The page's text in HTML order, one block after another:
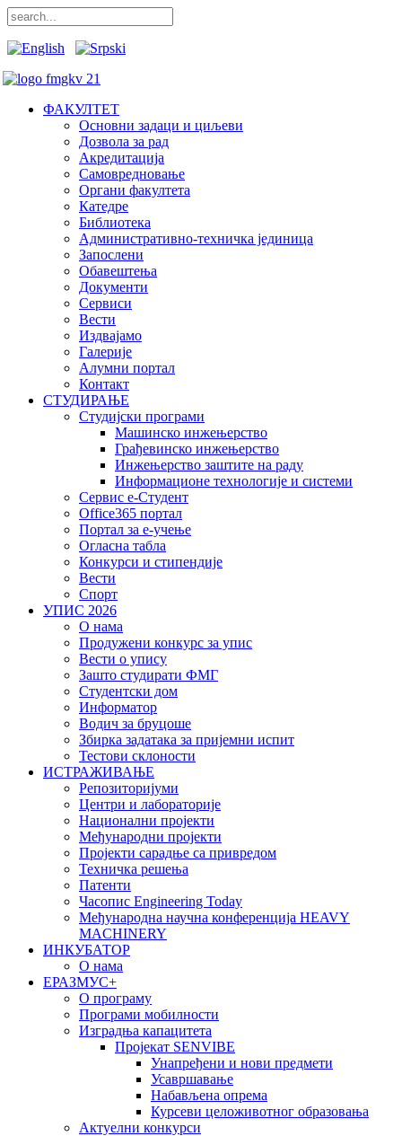
ФАКУЛТЕТ
Основни задаци и циљеви
Дозвола за рад
Акредитација
Самовредновање
Органи факултета
Катедре
Библиотека
Административно-техничка јединица
Запослени
Обавештења
Документи
Сервиси
Вести
Издвајамо
Галерије
Алумни портал
Контакт
СТУДИРАЊЕ
Студијски програми
Машинско инжењерство
Грађевинско инжењерство
Инжењерство заштите на раду
Информационе технологије и системи
Сервис е-Студент
Office365 портал
Портал за е-учење
Огласна табла
Конкурси и стипендије
Вести
Спорт
УПИС 2026
О нама
Продужени конкурс за упис
Вести о упису
Зашто студирати ФМГ
Студентски дом
Информатор
Водич за бруцоше
Збиркa задатака за пријемни испит
Тестови склоности
ИСТРАЖИВАЊЕ
Репозиторијуми
Центри и лабораторије
Национални пројекти
Међународни пројекти
Пројекти сарадње са привредом
Техничка решења
Патенти
Часопис Engineering Today
Међународна научна конференција HEAVY
MACHINERY
ИНКУБАТОР
О нама
EРАЗМУС+
О програму
Програми мобилности
Изградња капацитета
Пројекат SENVIBE
Унапређени и нови предмети
Усавршавање
Набављена опрема
Курсеви целоживотног образовања
Актуелни конкурси